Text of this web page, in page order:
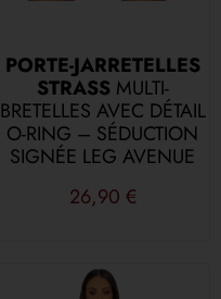
PORTE-JARRETELLES
STRASSMULTI-
BRETELLES AVEC DÉTAIL
O-RING – SÉDUCTION
SIGNÉE LEG AVENUE
26,90 €